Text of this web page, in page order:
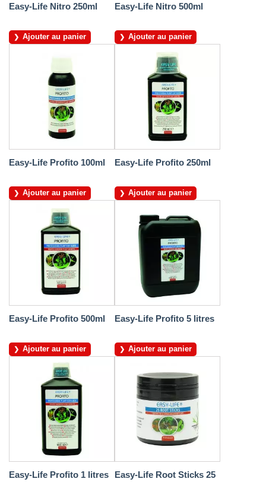
Easy-Life Nitro 250ml
Ajouter au panier
Easy-Life Nitro 500ml
Ajouter au panier
Easy-Life Profito 100ml
Ajouter au panier
Easy-Life Profito 250ml
Ajouter au panier
Easy-Life Profito 500ml
Ajouter au panier
Easy-Life Profito 5 litres
Ajouter au panier
Easy-Life Profito 1 litres
Easy-Life Root Sticks 25